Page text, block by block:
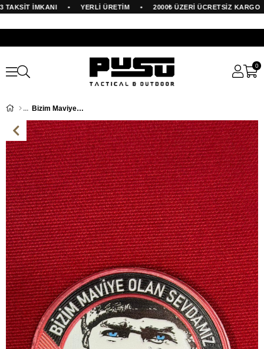
İMKANI YERLİ ÜRETİM 2000₺ ÜZERİ ÜCRETSİZ KARGO
0
Bizim Maviye Olan Sevdamız Atatürk Silüet Patch 3D 7cm